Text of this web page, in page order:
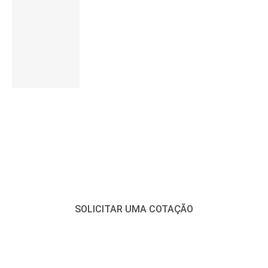
SOLICITAR UMA COTAÇÃO